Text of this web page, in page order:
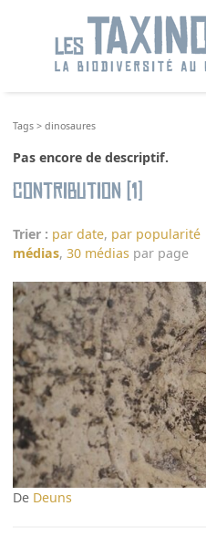
Tags >dinosaures
Pas encore de descriptif.
Contribution (1)
Trier : par date, par popularité
médias,30 médias par page
De Deuns